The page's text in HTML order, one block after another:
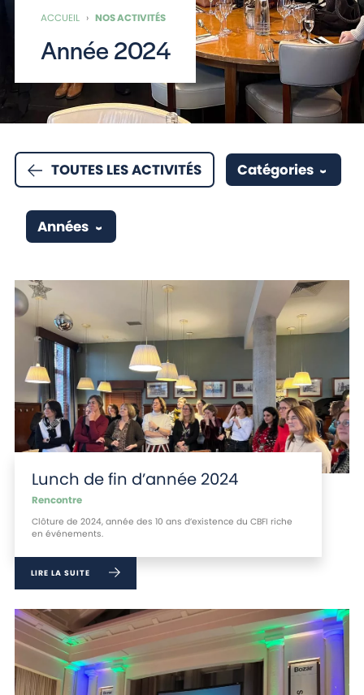
ACCUEIL › NOS ACTIVITÉS
Année 2024
TOUTES LES ACTIVITÉS Catégories
Années
Lunch de fin d’année 2024
Rencontre
Clôture de 2024, année des 10 ans d’existence du CBFI riche
en événements.
LIRE LA SUITE